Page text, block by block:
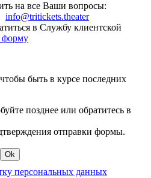
на все Ваши вопросы:
info@tritickets.theater
в Службу клиентской
форму
быть в курсе последних
позднее или обратитесь в
отправки формы.
Ok
персональных данных